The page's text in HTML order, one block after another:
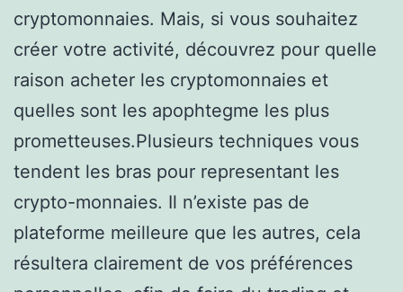
cryptomonnaies. Mais, si vous souhaitez
créer votre activité, découvrez pour quelle
raison acheter les cryptomonnaies et
quelles sont les apophtegme les plus
prometteuses.Plusieurs techniques vous
tendent les bras pour representant les
crypto-monnaies. Il n’existe pas de
plateforme meilleure que les autres, cela
résultera clairement de vos préférences